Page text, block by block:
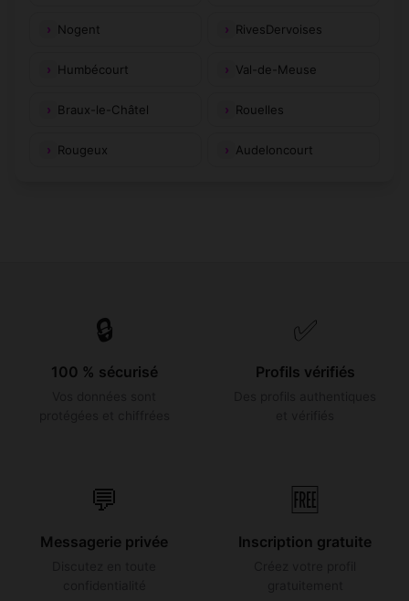
Nogent RivesDervoises
Humbécourt Val-de-Meuse
Braux-le-Châtel Rouelles
Rougeux Audeloncourt
🔒
100 % sécurisé
✅
Profils vérifiés
💬
Messagerie privée
🆓
Inscription gratuite